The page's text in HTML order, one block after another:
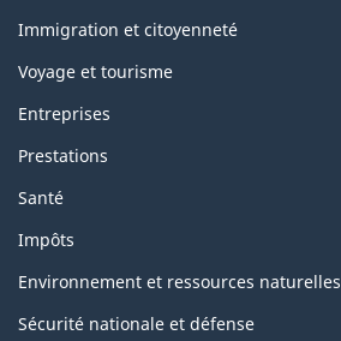
sujets
Immigration et citoyenneté
Voyage et tourisme
Entreprises
Prestations
Santé
Impôts
Environnement et ressources naturelles
Sécurité nationale et défense